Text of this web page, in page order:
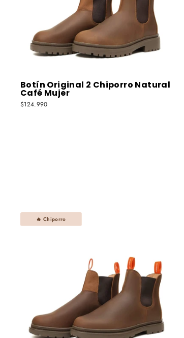
Botín Original 2 Chiporro Natural
Café Mujer
$124.990
🔥 Chiporro